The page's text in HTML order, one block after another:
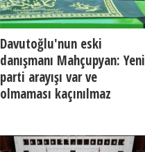
Davutoğlu'nun eski
danışmanı Mahçupyan: Yeni
parti arayışı var ve
olmaması kaçınılmaz